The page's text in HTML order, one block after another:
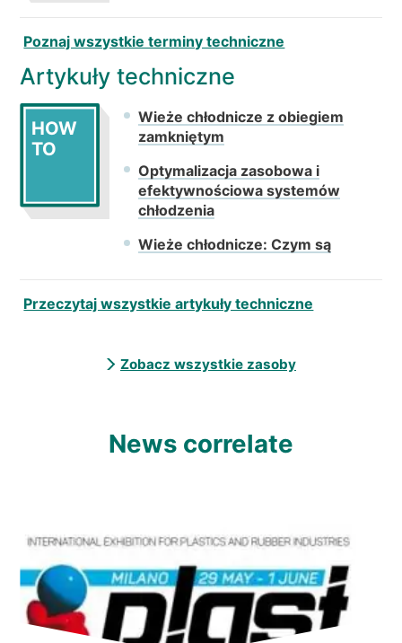
Poznaj wszystkie terminy techniczne
Artykuły techniczne
HOW
TO
Wieże chłodnicze z obiegiem
zamkniętym
Optymalizacja zasobowa i
efektywnościowa systemów
chłodzenia
Wieże chłodnicze: Czym są
Przeczytaj wszystkie artykuły techniczne
Zobacz wszystkie zasoby
News correlate